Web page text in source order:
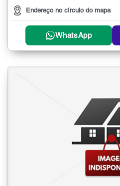
Endereço no círculo do mapa
WhatsApp